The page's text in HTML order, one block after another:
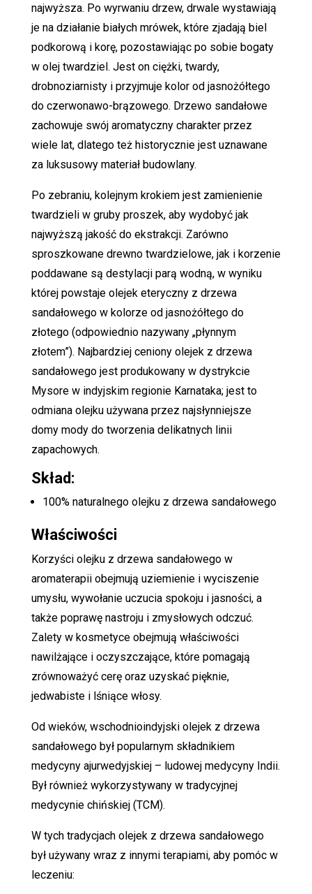
najwyższa. Po wyrwaniu drzew, drwale wystawiają
je na działanie białych mrówek, które zjadają biel
podkorową i korę, pozostawiając po sobie bogaty
w olej twardziel. Jest on ciężki, twardy,
drobnoziarnisty i przyjmuje kolor od jasnożółtego
do czerwonawo-brązowego. Drzewo sandałowe
zachowuje swój aromatyczny charakter przez
wiele lat, dlatego też historycznie jest uznawane
za luksusowy materiał budowlany.
Po zebraniu, kolejnym krokiem jest zamienienie
twardzieli w gruby proszek, aby wydobyć jak
najwyższą jakość do ekstrakcji. Zarówno
sproszkowane drewno twardzielowe, jak i korzenie
poddawane są destylacji parą wodną, ​​w wyniku
której powstaje olejek eteryczny z drzewa
sandałowego w kolorze od jasnożółtego do
złotego (odpowiednio nazywany „płynnym
złotem”). Najbardziej ceniony olejek z drzewa
sandałowego jest produkowany w dystrykcie
Mysore w indyjskim regionie Karnataka; jest to
odmiana olejku używana przez najsłynniejsze
domy mody do tworzenia delikatnych linii
zapachowych.
Skład:
100% naturalnego olejku z drzewa sandałowego
Właściwości
Korzyści olejku z drzewa sandałowego w
aromaterapii obejmują uziemienie i wyciszenie
umysłu, wywołanie uczucia spokoju i jasności, a
także poprawę nastroju i zmysłowych odczuć.
Zalety w kosmetyce obejmują właściwości
nawilżające i oczyszczające, które pomagają
zrównoważyć cerę oraz uzyskać pięknie,
jedwabiste i lśniące włosy.
Od wieków, wschodnioindyjski olejek z drzewa
sandałowego był popularnym składnikiem
medycyny ajurwedyjskiej – ludowej medycyny Indii.
Był również wykorzystywany w tradycyjnej
medycynie chińskiej (TCM).
W tych tradycjach olejek z drzewa sandałowego
był używany wraz z innymi terapiami, aby pomóc w
leczeniu: